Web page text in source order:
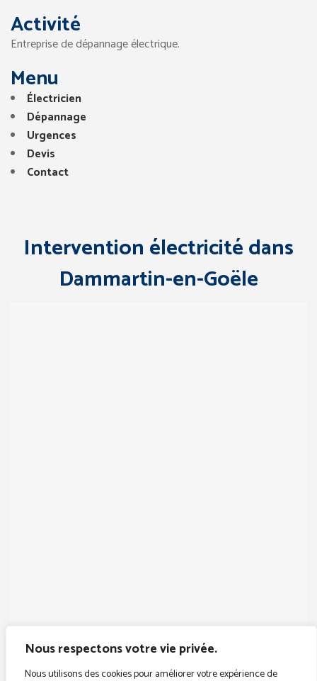
Nous respectons votre vie privée.
Nous utilisons des cookies pour améliorer votre expérience de
Activité
Entreprise de dépannage électrique.
Menu
Électricien
Dépannage
Urgences
Devis
Contact
Intervention électricité dans
Dammartin-en-Goële